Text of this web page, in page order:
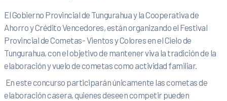
El Gobierno Provincial de Tungurahua y la Cooperativa de
Ahorro y Crédito Vencedores, están organizando el Festival
Provincial de Cometas- Vientos y Colores en el Cielo de
Tungurahua, con el objetivo de mantener viva la tradición de la
elaboración y vuelo de cometas como actividad familiar.
En este concurso participarán únicamente las cometas de
elaboración casera, quienes deseen competir pueden